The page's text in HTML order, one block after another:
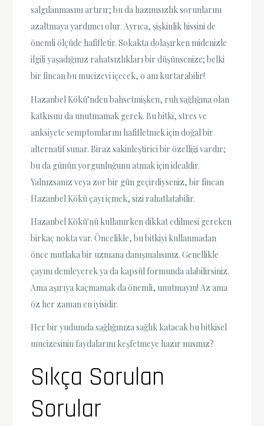
salgılanmasını artırır; bu da hazımsızlık sorunlarını
azaltmaya yardımcı olur. Ayrıca, şişkinlik hissini de
önemli ölçüde hafifletir. Sokakta dolaşırken midenizle
ilgili yaşadığınız rahatsızlıkları bir düşünsenize; belki
bir fincan bu mucizevi içecek, o anı kurtarabilir!
Hazanbel Kökü’nden bahsetmişken, ruh sağlığına olan
katkısını da unutmamak gerek. Bu bitki, stres ve
anksiyete semptomlarını hafifletmek için doğal bir
alternatif sunar. Biraz sakinleştirici bir özelliği vardır;
bu da günün yorgunluğunu atmak için idealdir.
Yalnızsanız veya zor bir gün geçirdiyseniz, bir fincan
Hazanbel Kökü çayı içmek, sizi rahatlatabilir.
Hazanbel Kökü'nü kullanırken dikkat edilmesi gereken
birkaç nokta var. Öncelikle, bu bitkiyi kullanmadan
önce mutlaka bir uzmana danışmalısınız. Genellikle
çayını demleyerek ya da kapsül formunda alabilirsiniz.
Ama aşırıya kaçmamak da önemli, unutmayın! Az ama
öz her zaman en iyisidir.
Her bir yudumda sağlığınıza sağlık katacak bu bitkisel
mucizesinin faydalarını keşfetmeye hazır mısınız?
Sıkça Sorulan
Sorular